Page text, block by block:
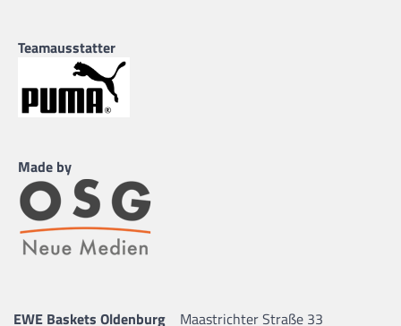
Teamausstatter
Made by
EWE Baskets Oldenburg Maastrichter Straße 33